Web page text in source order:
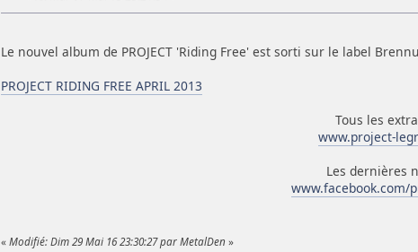
Le nouvel album de PROJECT 'Riding Free' est sorti sur le label
PROJECT RIDING FREE APRIL 2013
Tous les
www.project-
Les dernières
www.facebook.com/
« Modifié: Dim 29 Mai 16 23:30:27 par MetalDen »